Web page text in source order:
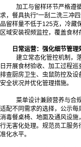
加工与留样环节严格遵
求，餐具执行“一刮二洗三冲
品留样量不低于125克，冷藏
区域安装视频监控，覆盖食材
日常运营：强化细节管理
建立常态化管控机制，
日开展食材验收、加工过程
排查厨房卫生、虫鼠防控及
安全状况并优化管理措施。
菜单设计兼顾营养与合
适配不同需求的选择，公示
消毒餐桌椅、地面及通风设
行无害化处理。规范员工服
准化水平。